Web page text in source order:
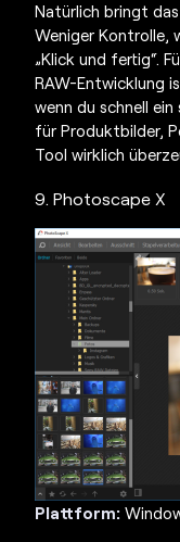
Natürlich bringt
Weniger Kontrolle,
„Klick und fertig“.
RAW-Entwicklung
wenn du schnell
fürProduktbilder,
Tool wirklich
9. Photoscape X
Plattform: